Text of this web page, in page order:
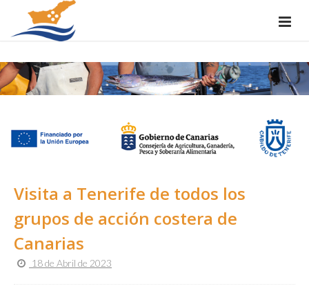
Visita a Tenerife de todos los
grupos de acción costera de
Canarias
18 de Abril de 2023